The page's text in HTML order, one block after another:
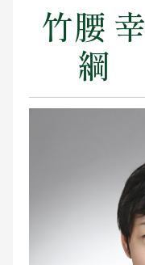
竹腰 幸
綱